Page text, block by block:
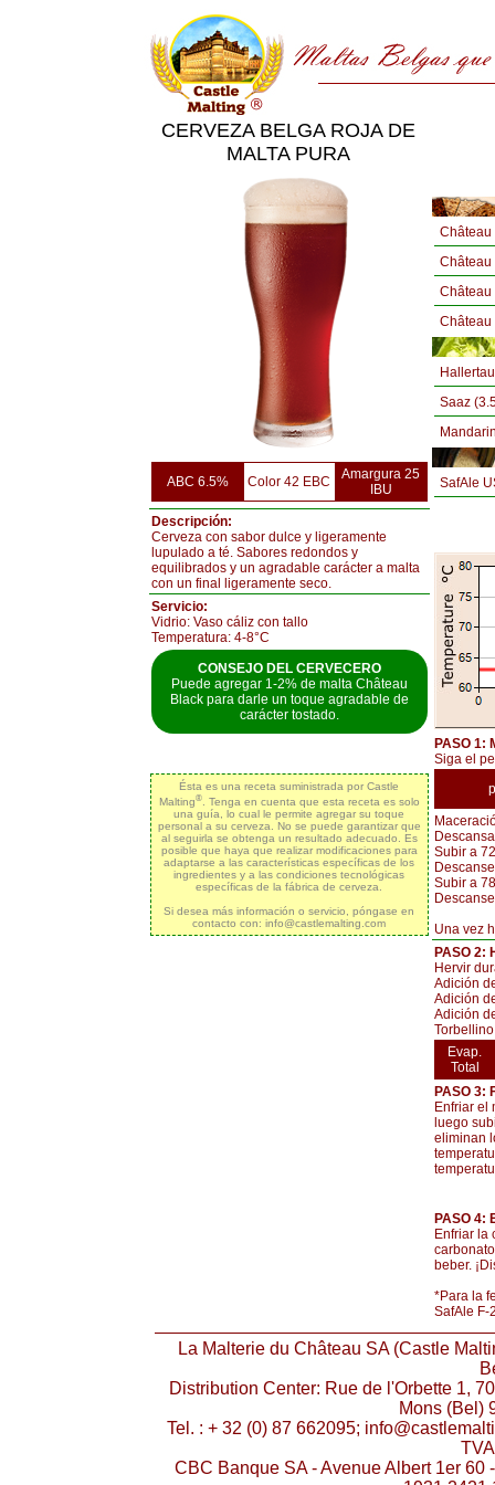
CERVEZA BELGA ROJA DE
MALTA PURA
ABC 6.5% Color 42 EBC
Amargura 25
IBU
Descripción:
Cerveza con sabor dulce y ligeramente
lupulado a té. Sabores redondos y
equilibrados y un agradable carácter a malta
con un final ligeramente seco.
Servicio:
Vidrio: Vaso cáliz con tallo
Temperatura: 4-8°C
CONSEJO DEL CERVECERO
Puede agregar 1-2% de malta Château
Black para darle un toque agradable de
carácter tostado.
Ésta es una receta suministrada por Castle
Malting®. Tenga en cuenta que esta receta es solo
una guía, lo cual le permite agregar su toque
personal a su cerveza. No se puede garantizar que
al seguirla se obtenga un resultado adecuado. Es
posible que haya que realizar modificaciones para
adaptarse a las características específicas de los
ingredientes y a las condiciones tecnológicas
específicas de la fábrica de cerveza.
Si desea más información o servicio, póngase en
contacto con: info@castlemalting.com
Château
Château
Château
Saaz
SafAle
PASO 1:
Siga el
Subir a
Subir a
Una vez
PASO 2:
Hervir
Adición
Adición
Adición
Evap.
Total
PASO 3:
Enfriar el
luego
eliminan
PASO 4:
Enfriar la
beber.
*Para la
SafAle F-
La Malterie du Château SA (Castle
Distribution Center: Rue de l'Orbette 1,
Mons (Bel)
Tel. : + 32 (0) 87 662095;
CBC Banque SA - Avenue Albert 1er 60